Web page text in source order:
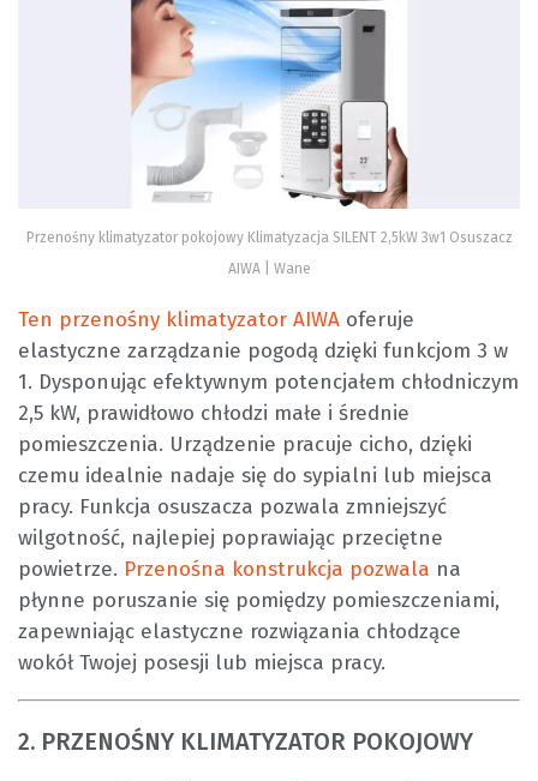
Przenośny klimatyzator pokojowy Klimatyzacja SILENT 2,5kW 3w1 Osuszacz
AIWA | Wane
Ten przenośny klimatyzator AIWA oferuje
elastyczne zarządzanie pogodą dzięki funkcjom 3 w
1. Dysponując efektywnym potencjałem chłodniczym
2,5 kW, prawidłowo chłodzi małe i średnie
pomieszczenia. Urządzenie pracuje cicho, dzięki
czemu idealnie nadaje się do sypialni lub miejsca
pracy. Funkcja osuszacza pozwala zmniejszyć
wilgotność, najlepiej poprawiając przeciętne
powietrze. Przenośna konstrukcja pozwala na
płynne poruszanie się pomiędzy pomieszczeniami,
zapewniając elastyczne rozwiązania chłodzące
wokół Twojej posesji lub miejsca pracy.
2. PRZENOŚNY KLIMATYZATOR POKOJOWY